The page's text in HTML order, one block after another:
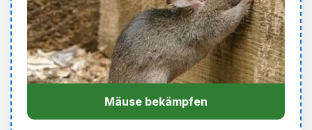
Mäuse bekämpfen